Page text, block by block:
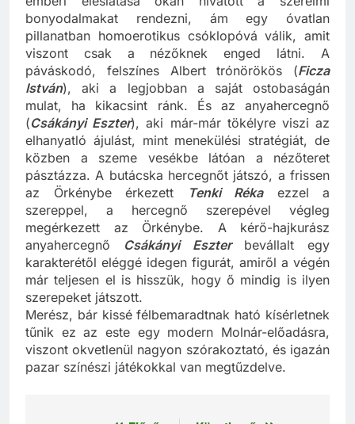
emberi éleslátása okán hivatott a szerelmi
bonyodalmakat rendezni, ám egy óvatlan
pillanatban homoerotikus csóklopóvá válik, amit
viszont csak a nézőknek enged látni. A
páváskodó, felszínes Albert trónörökös (Ficza
István
), aki a legjobban a saját ostobaságán
mulat, ha kikacsint ránk. És az anyahercegnő
(Csákányi Eszter), aki már-már tökélyre viszi az
elhanyatló ájulást, mint menekülési stratégiát, de
közben a szeme vesékbe látóan a nézőteret
pásztázza. A butácska hercegnőt játszó, a frissen
az Örkénybe érkezett Tenki Rékaezzel a
szereppel, a hercegnő szerepével végleg
megérkezett az Örkénybe. A kérő-hajkurász
anyahercegnőCsákányi Eszter bevállalt egy
karakterétől eléggé idegen figurát, amiről a végén
már teljesen el is hisszük, hogy ő mindig is ilyen
szerepeket játszott.
Merész, bár kissé félbemaradtnak ható kísérletnek
tűnik ez az este egy modern Molnár-előadásra,
viszont okvetlenül nagyon szórakoztató, és igazán